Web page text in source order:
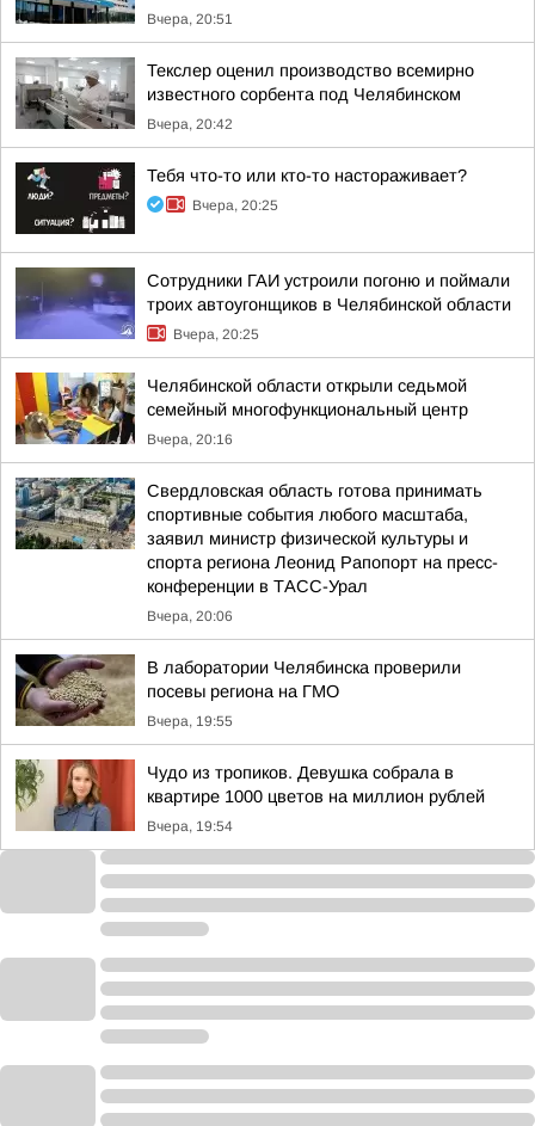
Вчера, 20:51
Текслер оценил производство всемирно
известного сорбента под Челябинском
Вчера, 20:42
Тебя что-то или кто-то настораживает?
Вчера, 20:25
Сотрудники ГАИ устроили погоню и поймали
троих автоугонщиков в Челябинской области
Вчера, 20:25
Челябинской области открыли седьмой
семейный многофункциональный центр
Вчера, 20:16
Свердловская область готова принимать
спортивные события любого масштаба,
заявил министр физической культуры и
спорта региона Леонид Рапопорт на пресс-
конференции в ТАСС-Урал
Вчера, 20:06
В лаборатории Челябинска проверили
посевы региона на ГМО
Вчера, 19:55
Чудо из тропиков. Девушка собрала в
квартире 1000 цветов на миллион рублей
Вчера, 19:54